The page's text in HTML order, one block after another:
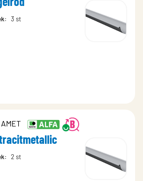
: 3 st
: 2 st